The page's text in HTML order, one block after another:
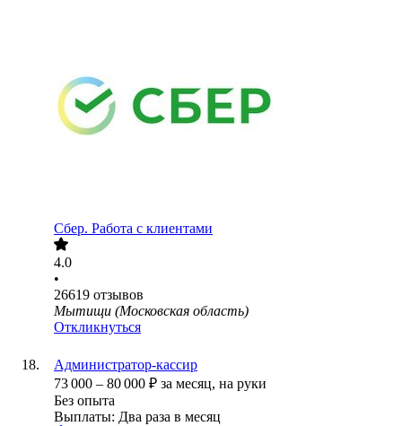
Сбер. Работа с клиентами
4.0
•
26619 отзывов
Мытищи (Московская область)
Откликнуться
Администратор-кассир
73 000 – 80 000 ₽ за месяц, на руки
Без опыта
Выплаты: Два раза в месяц